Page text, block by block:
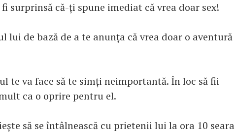
surprinsă că-ți spune imediat că vrea doar sex!
lui de bază de a te anunța că vrea doar o aventură
te va face să te simți neimportantă. În loc să fii
ca o oprire pentru el.
să se întâlnească cu prietenii lui la ora 10 seara